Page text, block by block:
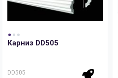
Карниз DD505
DD505